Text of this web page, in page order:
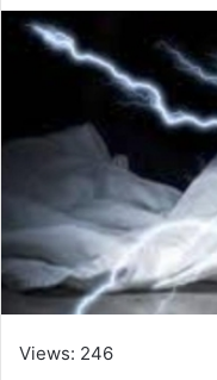
Views: 246